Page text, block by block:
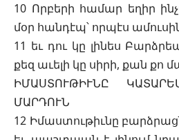
10 Որբերի համար եղիր
մօր հանդէպ՝ որպէս
11 եւ դու կը լինես
քեզ աւելի կը սիրի, քան քո
ԻՄԱՍՏՈՒԹԻՒՆԸ
ՄԱՐԴՈՒՆ
12 Իմաստութիւնը